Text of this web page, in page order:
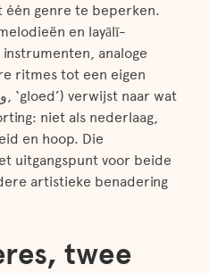
genre te beperken.
en layālī-
analoge
ritmes tot een eigen
niet als nederlaag,
en hoop. Die
uitgangspunt voor beide
artistieke benadering
twee